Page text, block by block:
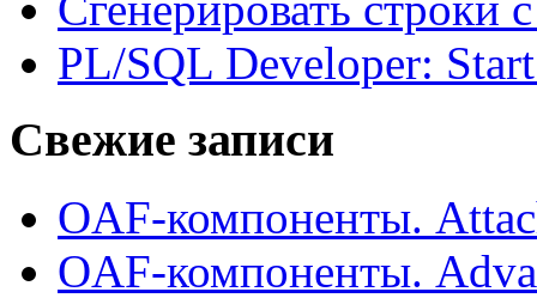
PL/SQL Developer:
Свежие записи
OAF-компоненты.
OAF-компоненты.